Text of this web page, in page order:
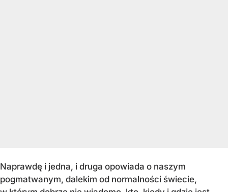
Naprawdę i jedna, i druga opowiada o naszym
pogmatwanym, dalekim od normalności świecie,